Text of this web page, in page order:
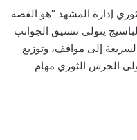
إدارة المشهد “هو القصة
يتولى تنسيق الجوانب
إلى مواقف، وتوزيع
الحرس الثوري مهام